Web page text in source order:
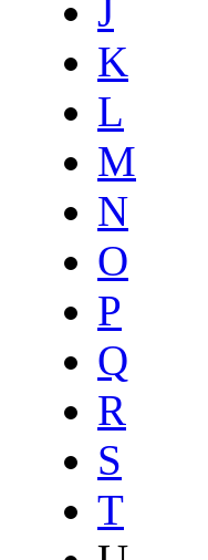
J
K
L
M
N
O
P
Q
R
S
T